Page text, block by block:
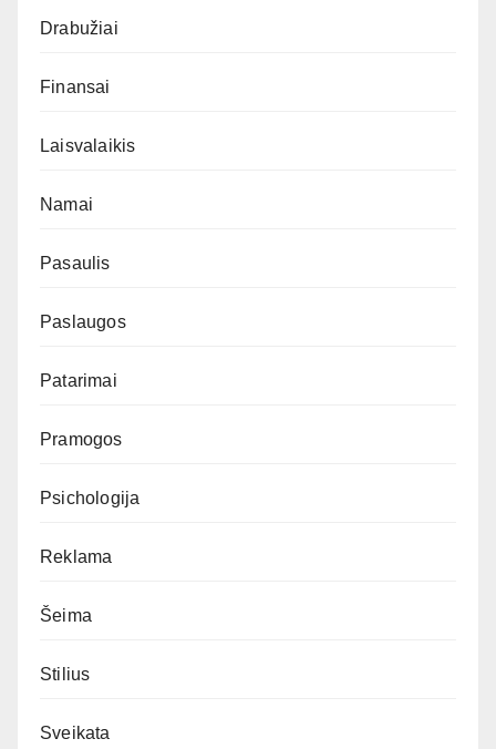
Drabužiai
Finansai
Laisvalaikis
Namai
Pasaulis
Paslaugos
Patarimai
Pramogos
Psichologija
Reklama
Šeima
Stilius
Sveikata